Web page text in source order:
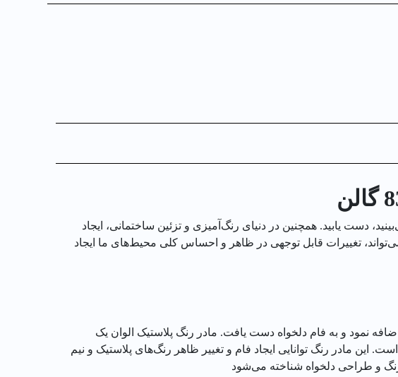
دست یابید. همچنین در دنیای رنگ‌آمیزی و تزئین ساختمانی، ایجاد
تغییرات قابل توجهی در ظاهر و احساس کلی محیط‌های ما ایجاد
نمود و به فام دلخواه دست یافت. مادر رنگ پلاستیک الوان یک
مادر رنگ توانایی ایجاد فام و تغییر ظاهر رنگ‌های پلاستیک و نیم
رنگ و طراحی دلخواه شناخته می‌شود